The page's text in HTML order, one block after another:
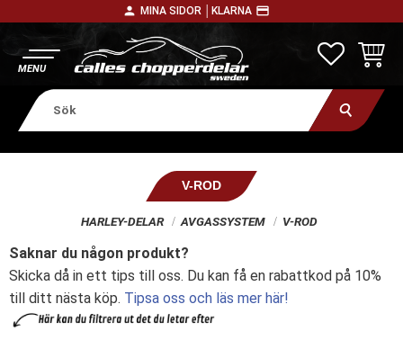
person MINA SIDOR │ KLARNA payment
V-ROD
HARLEY-DELAR AVGASSYSTEM V-ROD
Saknar du någon produkt?
Skicka då in ett tips till oss. Du kan få en rabattkod på 10%
till ditt nästa köp. Tipsa oss och läs mer här!